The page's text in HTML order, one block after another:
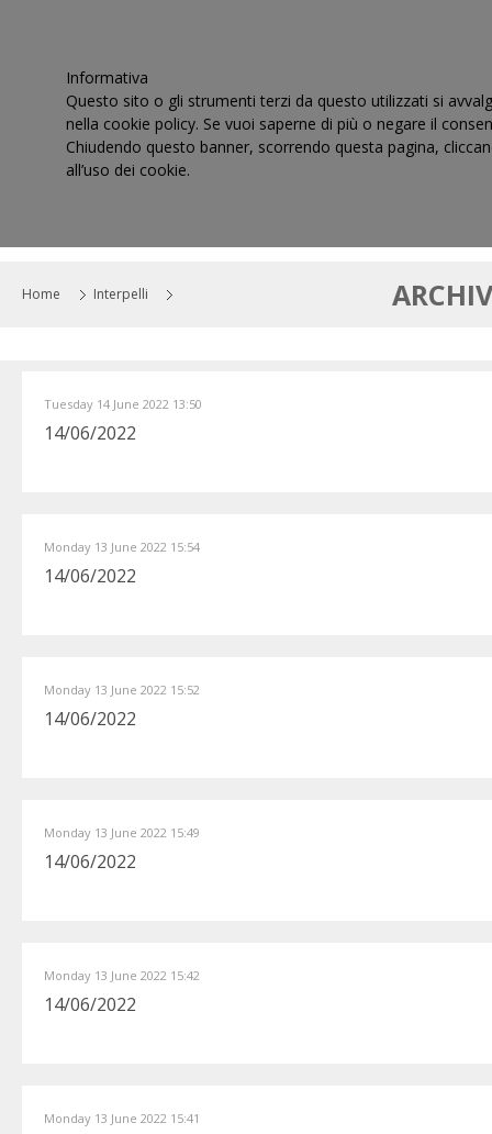
Home Interpelli
Tuesday 14 June 2022 13:50
14/06/2022
Monday 13 June 2022 15:54
14/06/2022
Monday 13 June 2022 15:52
14/06/2022
Monday 13 June 2022 15:49
14/06/2022
Monday 13 June 2022 15:42
14/06/2022
Monday 13 June 2022 15:41
Informativa
Questo sito o gli strumenti terzi da questo utilizzati si
nella cookie policy. Se vuoi saperne di più o negare il
Chiudendo questo banner, scorrendo questa pagina,
all’uso dei cookie.